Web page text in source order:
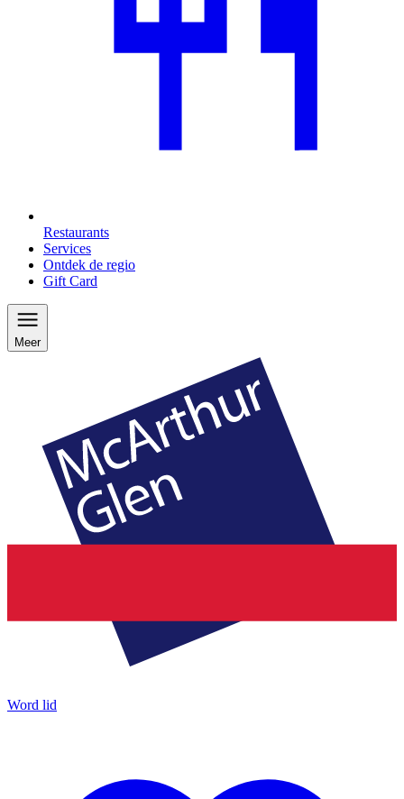
Restaurants
Services
Ontdek de regio
Gift Card
Meer
Word lid